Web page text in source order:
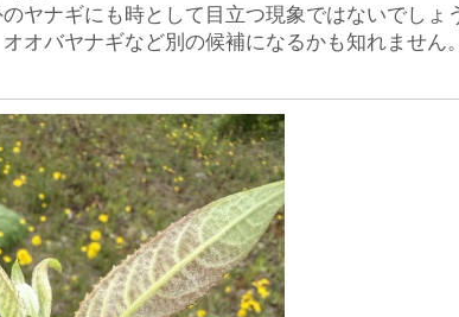
ヤナギにも時として目立つ現象ではないでしょ
オバヤナギなど別の候補になるかも知れません。